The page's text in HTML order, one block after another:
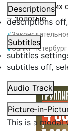
Descriptions
descriptions off
Subtitles
subtitles
subtitles off,
Audio Track
Picture-in-
This is a modal
всероссийских
— золотые.
#
#Санкт-Петербург